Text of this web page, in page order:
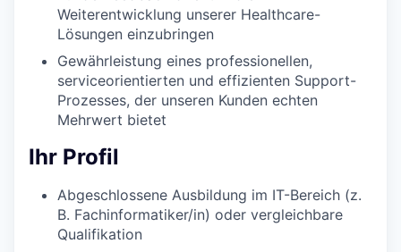
Weiterentwicklung unserer Healthcare-
Lösungen einzubringen
Gewährleistung eines professionellen,
serviceorientierten und effizienten Support-
Prozesses, der unseren Kunden echten
Mehrwert bietet
Ihr Profil
Abgeschlossene Ausbildung im IT-Bereich (z.
B. Fachinformatiker/in) oder vergleichbare
Qualifikation